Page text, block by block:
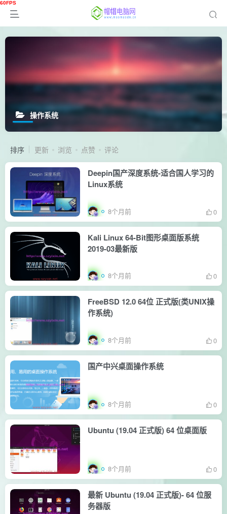
操作系统
排序 更新 浏览 点赞 评论
Deepin国产深度系统-适合国人学习的
Linux系统
8个月前 0
Kali Linux 64-Bit图形桌面版系统
2019-03最新版
8个月前 0
FreeBSD 12.0 64位 正式版(类UNIX操
作系统)
8个月前 0
国产中兴桌面操作系统
8个月前 0
Ubuntu (19.04 正式版) 64 位桌面版
8个月前 0
最新 Ubuntu (19.04 正式版)- 64 位服
务器版